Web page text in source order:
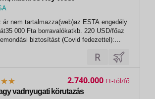
York
ár nem tartalmazza(web)az ESTA engedély
000 Fta borravalókatkb. 220 USD/főaz
biztosítást (Covid fedezettel):
000 FtFakultatív programokBBP
Biztosító)- Air & Cruise
vadnyugati körutazás
2.740.000 Ft